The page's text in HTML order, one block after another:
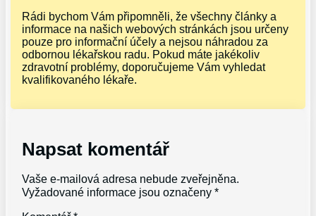
Rádi bychom Vám připomněli, že všechny články a
informace na našich webových stránkách jsou určeny
pouze pro informační účely a nejsou náhradou za
odbornou lékařskou radu. Pokud máte jakékoliv
zdravotní problémy, doporučujeme Vám vyhledat
kvalifikovaného lékaře.
Napsat komentář
Vaše e-mailová adresa nebude zveřejněna.
Vyžadované informace jsou označeny*